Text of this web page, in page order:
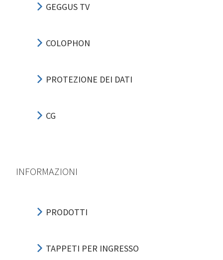
GEGGUS TV
COLOPHON
PROTEZIONE DEI DATI
CG
INFORMAZIONI
PRODOTTI
TAPPETI PER INGRESSO